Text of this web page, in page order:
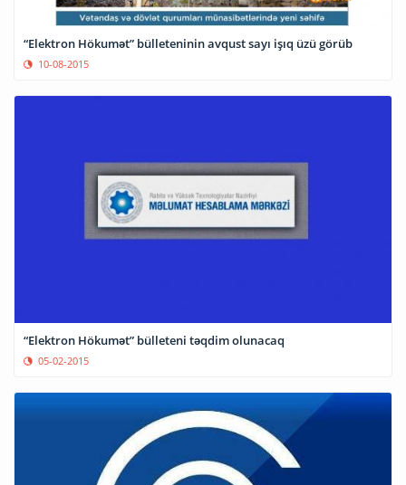
“Elektron Hökumət” bülleteninin avqust sayı işıq üzü görüb
10-08-2015
“Elektron Hökumət” bülleteni təqdim olunacaq
05-02-2015